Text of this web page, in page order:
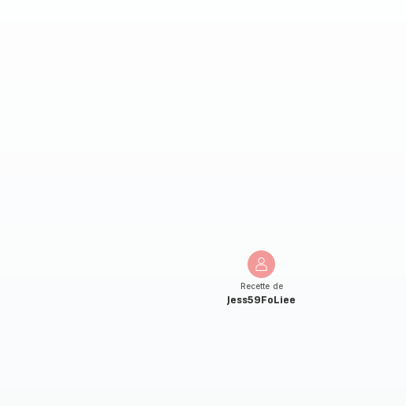
Recette de
Jess59FoLiee